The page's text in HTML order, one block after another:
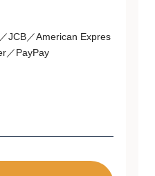
JCB／American Expres
／PayPay